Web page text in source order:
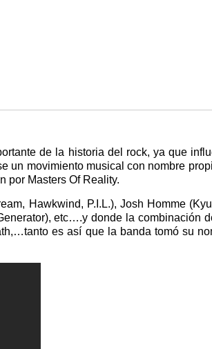
de la historia del rock, ya que
un movimiento musical con nombre
por Masters Of Reality.
Hawkwind, P.I.L.), Josh Homme
etc….y donde la combinación
es así que la banda tomó su